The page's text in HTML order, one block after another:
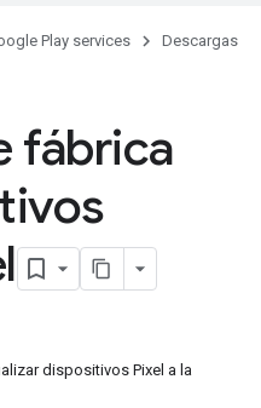
Play services Descargas
fábrica
dispositivos Pixel a la